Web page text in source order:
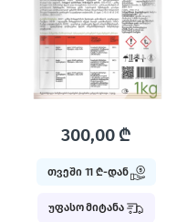
300,00₾
თვეში 11 ₾-დან
უფასო მიტანა